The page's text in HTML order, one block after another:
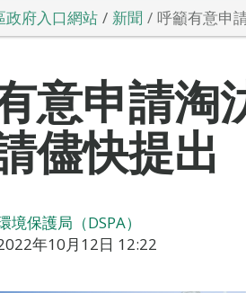
政府入口網站 新聞 呼籲有意申
意申請淘
儘快提出
境保護局（DSPA）
年10月12日 12:22